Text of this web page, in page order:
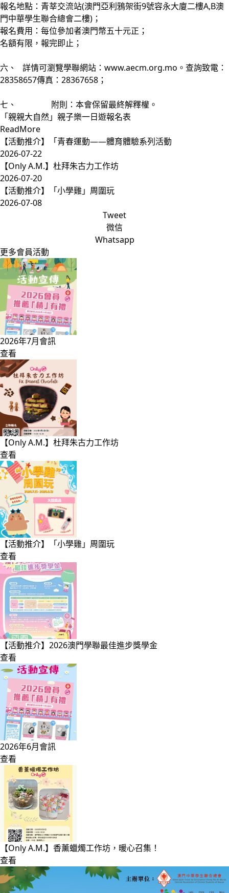
報名地點：青莘交流站(澳門亞利鴉架街9號容永大廈二樓A,B澳
門中華學生聯合總會二樓)；
報名費用：每位參加者澳門幣五十元正；
名額有限，報完即止；
六、 詳情可瀏覽學聯網站：www.aecm.org.mo。查詢致電：
28358657傳真：28367658；
七、 附則：本會保留最終解釋權。
「親親大自然」親子樂一日遊報名表
ReadMore
【活動推介】「青春運動——體育體驗系列活動
2026-07-22
【Only A.M.】杜拜朱古力工作坊
2026-07-20
【活動推介】「小學雞」周圍玩
2026-07-08
Tweet
微信
Whatsapp
更多會員活動
2026年7月會訊
查看
【Only A.M.】杜拜朱古力工作坊
查看
【活動推介】「小學雞」周圍玩
查看
【活動推介】2026澳門學聯最佳進步獎學金
查看
2026年6月會訊
查看
【Only A.M.】香薰蠟燭工作坊，暖心召集！
查看